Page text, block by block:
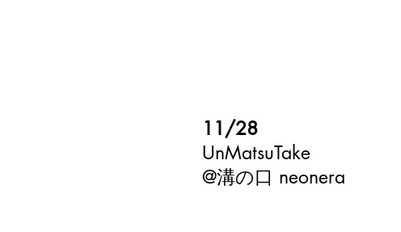
11/28
UnMatsuTake
​@溝の口 neonera